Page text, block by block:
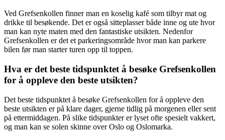
Ved Grefsenkollen finner man en koselig kafé som tilbyr mat og
drikke til besøkende. Det er også sitteplasser både inne og ute hvor
man kan nyte maten med den fantastiske utsikten. Nedenfor
Grefsenkollen er det et parkeringsområde hvor man kan parkere
bilen før man starter turen opp til toppen.
Hva er det beste tidspunktet å besøke Grefsenkollen
for å oppleve den beste utsikten?
Det beste tidspunktet å besøke Grefsenkollen for å oppleve den
beste utsikten er på klare dager, gjerne tidlig på morgenen eller sent
på ettermiddagen. På slike tidspunkter er lyset ofte spesielt vakkert,
og man kan se solen skinne over Oslo og Oslomarka.